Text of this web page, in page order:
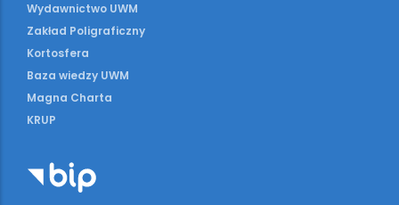
Wydawnictwo UWM
Zakład Poligraficzny
Kortosfera
Baza wiedzy UWM
Magna Charta
KRUP